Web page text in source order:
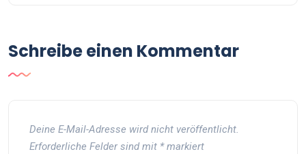
Schreibe einen Kommentar
Deine E-Mail-Adresse wird nicht veröffentlicht.
Erforderliche Felder sind mit *markiert